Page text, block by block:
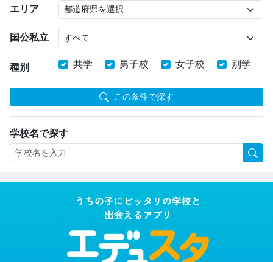
エリア
国公私立
種別 共学 男子校 女子校 別学
この条件で探す
学校名で探す